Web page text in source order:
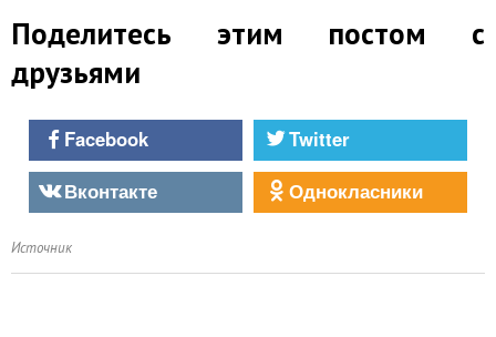
Поделитесь этим постом с
друзьями
Facebook
Twitter
Вконтакте
Однокласники
Источник